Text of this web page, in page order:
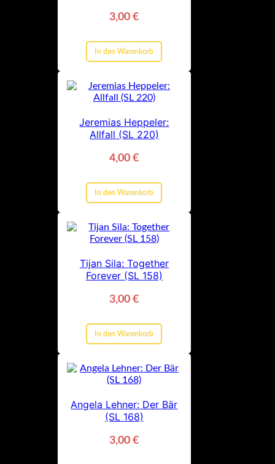
3,00€
In den Warenkorb
Jeremias Heppeler:
Allfall (SL 220)
4,00€
In den Warenkorb
Tijan Sila: Together
Forever (SL 158)
3,00€
In den Warenkorb
Angela Lehner: Der Bär
(SL 168)
3,00€